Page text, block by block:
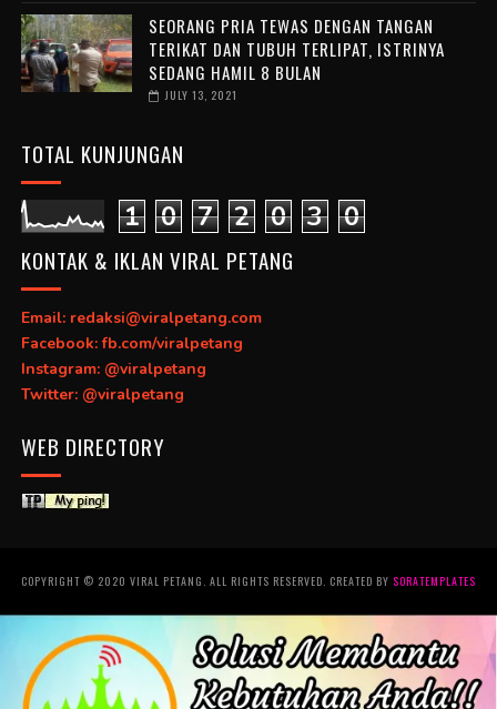
SEORANG PRIA TEWAS DENGAN TANGAN
TERIKAT DAN TUBUH TERLIPAT, ISTRINYA
SEDANG HAMIL 8 BULAN
JULY 13, 2021
TOTAL KUNJUNGAN
1 0 7 2 0 3 0
KONTAK & IKLAN VIRAL PETANG
Email: redaksi@viralpetang.com
Facebook: fb.com/viralpetang
Instagram: @viralpetang
Twitter: @viralpetang
WEB DIRECTORY
COPYRIGHT © 2020 VIRAL PETANG. ALL RIGHTS RESERVED. CREATED BY SORATEMPLATES